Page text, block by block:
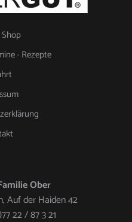
· Rezepte
Ober
Auf der Haiden 42
22 / 87 3 21